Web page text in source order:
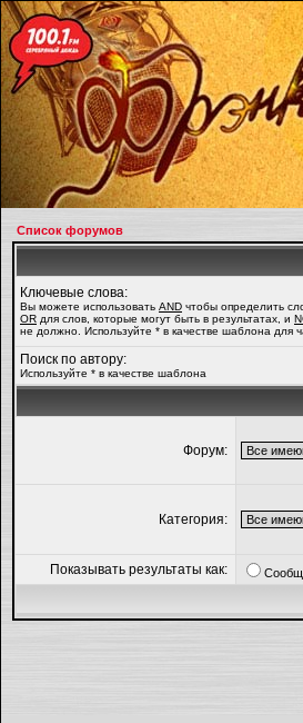
Список форумов
Ключевые слова:
Вы можете использовать AND чтобы определить
OR для слов, которые могут быть в результатах, и
не должно. Используйте * в качестве шаблона для
Поиск по автору:
Используйте * в качестве шаблона
Форум:
Категория:
Показывать результаты как: